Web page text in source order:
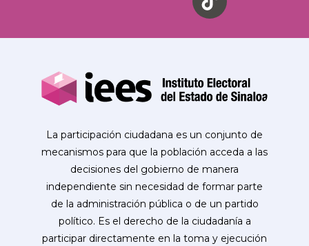
La participación ciudadana es un conjunto de
mecanismos para que la población acceda a las
decisiones del gobierno de manera
independiente sin necesidad de formar parte
de la administración pública o de un partido
político. Es el derecho de la ciudadanía a
participar directamente en la toma y ejecución